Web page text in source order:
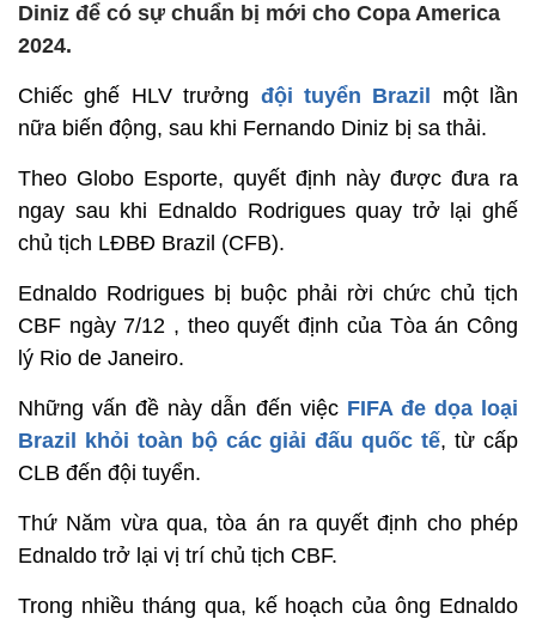
Diniz để có sự chuẩn bị mới cho Copa America
2024.
Chiếc ghế HLV trưởng đội tuyển Brazil
một lần
nữa biến động, sau khi Fernando Diniz bị sa thải.
Theo Globo Esporte, quyết định này được đưa ra
ngay sau khi Ednaldo Rodrigues quay trở lại ghế
chủ tịch LĐBĐ Brazil (CFB).
Ednaldo Rodrigues bị buộc phải rời chức chủ tịch
CBF ngày 7/12 , theo quyết định của Tòa án Công
lý Rio de Janeiro.
Những vấn đề này dẫn đến việc FIFA đe dọa loại
Brazil khỏi toàn bộ các giải đấu quốc tế, từ cấp
CLB đến đội tuyển.
Thứ Năm vừa qua, tòa án ra quyết định cho phép
Ednaldo trở lại vị trí chủ tịch CBF.
Trong nhiều tháng qua, kế hoạch của ông Ednaldo